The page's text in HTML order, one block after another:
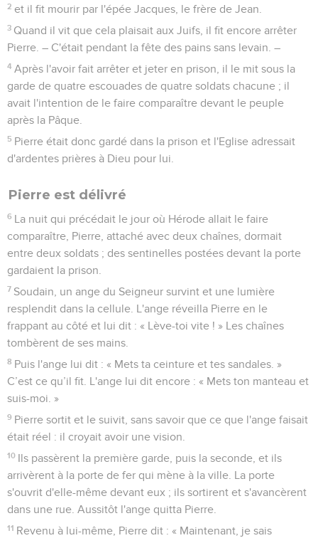
2 et il fit mourir par l'épée Jacques, le frère de Jean.
3 Quand il vit que cela plaisait aux Juifs, il fit encore arrêter
Pierre. – C'était pendant la fête des pains sans levain. –
4 Après l'avoir fait arrêter et jeter en prison, il le mit sous la
garde de quatre escouades de quatre soldats chacune ; il
avait l'intention de le faire comparaître devant le peuple
après la Pâque.
5 Pierre était donc gardé dans la prison et l'Eglise adressait
d'ardentes prières à Dieu pour lui.
Pierre est délivré
6 La nuit qui précédait le jour où Hérode allait le faire
comparaître, Pierre, attaché avec deux chaînes, dormait
entre deux soldats ; des sentinelles postées devant la porte
gardaient la prison.
7 Soudain, un ange du Seigneur survint et une lumière
resplendit dans la cellule. L'ange réveilla Pierre en le
frappant au côté et lui dit : « Lève-toi vite ! » Les chaînes
tombèrent de ses mains.
8 Puis l'ange lui dit : « Mets ta ceinture et tes sandales. »
C’est ce qu’il fit. L'ange lui dit encore : « Mets ton manteau et
suis-moi. »
9 Pierre sortit et le suivit, sans savoir que ce que l'ange faisait
était réel : il croyait avoir une vision.
10 Ils passèrent la première garde, puis la seconde, et ils
arrivèrent à la porte de fer qui mène à la ville. La porte
s'ouvrit d'elle-même devant eux ; ils sortirent et s'avancèrent
dans une rue. Aussitôt l'ange quitta Pierre.
11 Revenu à lui-même, Pierre dit : « Maintenant, je sais